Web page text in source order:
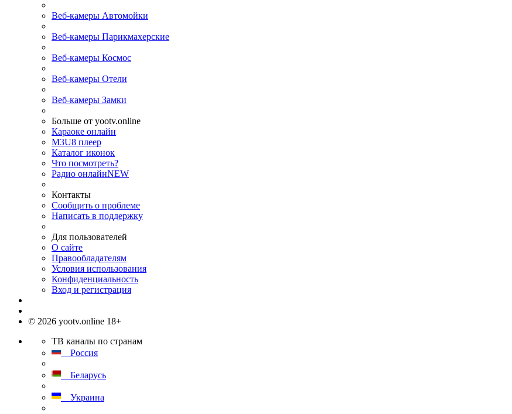
Веб-камеры Автомойки
Веб-камеры Парикмахерские
Веб-камеры Космос
Веб-камеры Отели
Веб-камеры Замки
Больше от yootv.online
Караоке онлайн
M3U8 плеер
Каталог иконок
Что посмотреть?
Радио онлайнNEW
Контакты
Сообщить о проблеме
Написать в поддержку
Для пользователей
О сайте
Правообладателям
Условия использования
Конфиденциальность
Вход и регистрация
© 2026 yootv.online 18+
ТВ каналы по странам
Россия
Беларусь
Украина